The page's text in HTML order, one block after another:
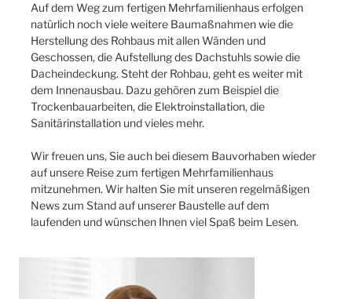
Auf dem Weg zum fertigen Mehrfamilienhaus erfolgen
natürlich noch viele weitere Baumaßnahmen wie die
Herstellung des Rohbaus mit allen Wänden und
Geschossen, die Aufstellung des Dachstuhls sowie die
Dacheindeckung. Steht der Rohbau, geht es weiter mit
dem Innenausbau. Dazu gehören zum Beispiel die
Trockenbauarbeiten, die Elektroinstallation, die
Sanitärinstallation und vieles mehr.
Wir freuen uns, Sie auch bei diesem Bauvorhaben wieder
auf unsere Reise zum fertigen Mehrfamilienhaus
mitzunehmen. Wir halten Sie mit unseren regelmäßigen
News zum Stand auf unserer Baustelle auf dem
laufenden und wünschen Ihnen viel Spaß beim Lesen.